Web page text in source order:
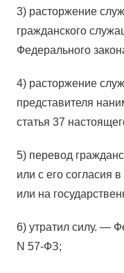
3) расторжение
гражданского
Федерального
4) расторжение
представителя
статья 37
5) перевод
или с его согласия
или на
6) утратил силу. —
N 57-ФЗ;